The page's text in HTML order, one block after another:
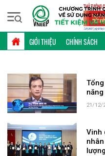
GIỚI THIỆU CHÍNH SÁCH
Chủ nhật, 09/08/2026 | 12:08
TỪ KHÓA: HIỆU
21/12/
Vinh